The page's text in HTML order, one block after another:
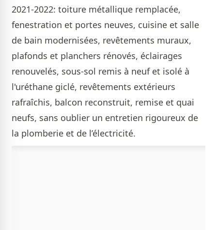
2021-2022: toiture métallique remplacée,
fenestration et portes neuves, cuisine et salle
de bain modernisées, revêtements muraux,
plafonds et planchers rénovés, éclairages
renouvelés, sous-sol remis à neuf et isolé à
l'uréthane giclé, revêtements extérieurs
rafraîchis, balcon reconstruit, remise et quai
neufs, sans oublier un entretien rigoureux de
la plomberie et de l’électricité.